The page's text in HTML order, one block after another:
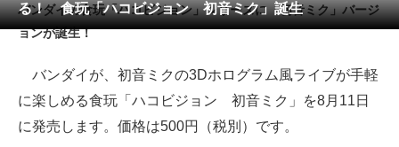
メディア
ITの今と未来を見通す
スマホと通信の最新トレンド
る！ 食玩「ハコビジョン 初音ミク」誕生
バンダイの食玩「ハコビジョン」シリーズに「初音ミク」バージ
ョンが誕生！
バンダイが、初音ミクの3Dホログラム風ライブが手軽
に楽しめる食玩「ハコビジョン 初音ミク」を8月11日
に発売します。価格は500円（税別）です。